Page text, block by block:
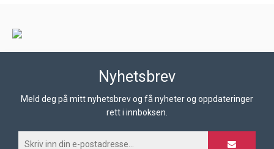
Nyhetsbrev
Meld deg på mitt nyhetsbrev og få nyheter og oppdateringer
rett i innboksen.